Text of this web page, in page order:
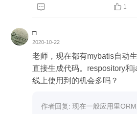
  1
□
2020-10-22
老师，现在都有mybatis自动
直接生成代码。respository和
线上使用到的机会多吗？
作者回复: 现在一般应用里